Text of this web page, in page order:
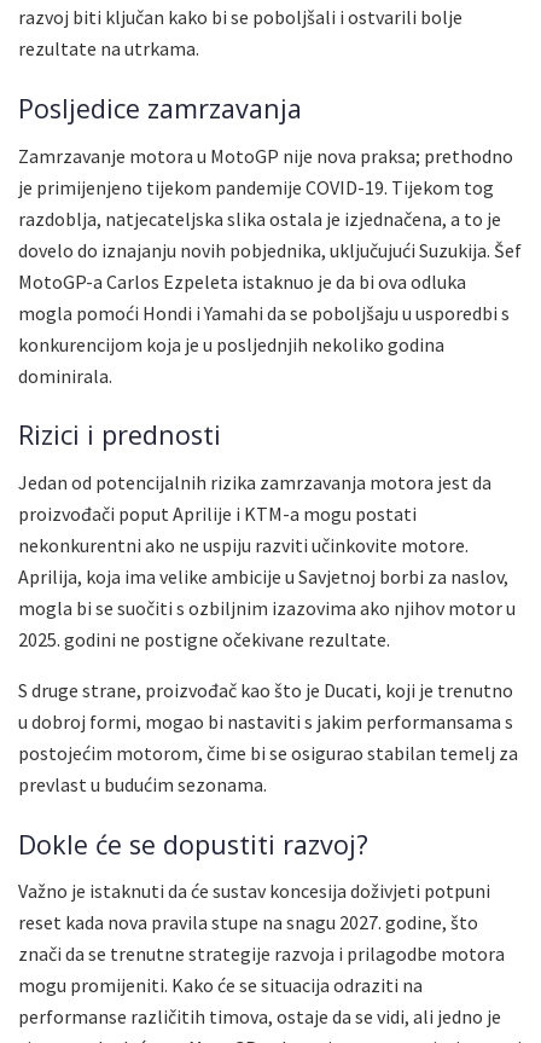
razvoj biti ključan kako bi se poboljšali i ostvarili bolje
rezultate na utrkama.
Posljedice zamrzavanja
Zamrzavanje motora u MotoGP nije nova praksa; prethodno
je primijenjeno tijekom pandemije COVID-19. Tijekom tog
razdoblja, natjecateljska slika ostala je izjednačena, a to je
dovelo do iznajanju novih pobjednika, uključujući Suzukija. Šef
MotoGP-a Carlos Ezpeleta istaknuo je da bi ova odluka
mogla pomoći Hondi i Yamahi da se poboljšaju u usporedbi s
konkurencijom koja je u posljednjih nekoliko godina
dominirala.
Rizici i prednosti
Jedan od potencijalnih rizika zamrzavanja motora jest da
proizvođači poput Aprilije i KTM-a mogu postati
nekonkurentni ako ne uspiju razviti učinkovite motore.
Aprilija, koja ima velike ambicije u Savjetnoj borbi za naslov,
mogla bi se suočiti s ozbiljnim izazovima ako njihov motor u
2025. godini ne postigne očekivane rezultate.
S druge strane, proizvođač kao što je Ducati, koji je trenutno
u dobroj formi, mogao bi nastaviti s jakim performansama s
postojećim motorom, čime bi se osigurao stabilan temelj za
prevlast u budućim sezonama.
Dokle će se dopustiti razvoj?
Važno je istaknuti da će sustav koncesija doživjeti potpuni
reset kada nova pravila stupe na snagu 2027. godine, što
znači da se trenutne strategije razvoja i prilagodbe motora
mogu promijeniti. Kako će se situacija odraziti na
performanse različitih timova, ostaje da se vidi, ali jedno je